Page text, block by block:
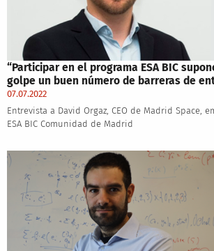
“Participar en el programa ESA BIC
golpe un buen número de barreras de
07.07.2022
Entrevista a David Orgaz, CEO de Madrid Space,
ESA BIC Comunidad de Madrid